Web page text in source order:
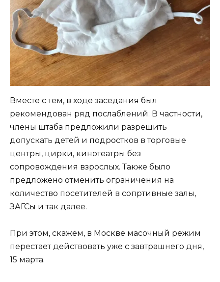
Вместе с тем, в ходе заседания был
рекомендован ряд послаблений. В частности,
члены штаба предложили разрешить
допускать детей и подростков в торговые
центры, цирки, кинотеатры без
сопровождения взрослых. Также было
предложено отменить ограничения на
количество посетителей в сопртивные залы,
ЗАГСы и так далее.
При этом, скажем, в Москве масочный режим
перестает действовать уже с завтрашнего дня,
15 марта.